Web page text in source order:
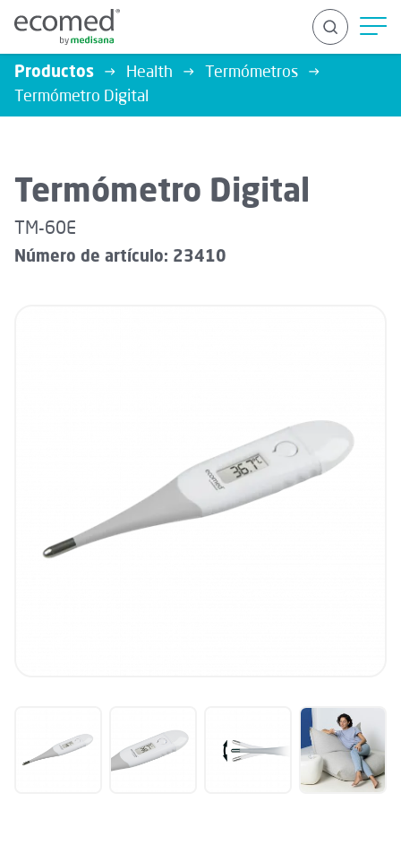
Productos Health
Termómetros
Termómetro Digital
Termómetro Digital
TM-60E
Número de artículo: 23410